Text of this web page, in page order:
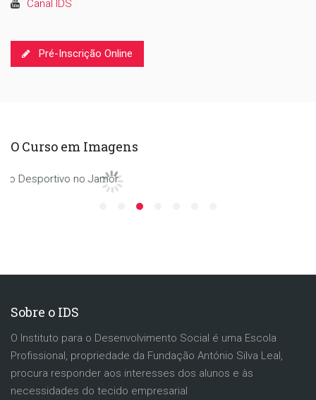
Canal IDS
Pré-Inscrição Online
O Curso em Imagens
Sobre o IDS
O Instituto para o Desenvolvimento Social é uma Escola
Profissional, propriedade da Fundação António Silva Leal,
procura responder aos interesses dos alunos e às
necessidades do tecido empresarial